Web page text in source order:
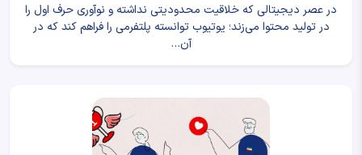
در عصر دیجیتالی که خلاقیت محدودیتی نداشته و نوآوری حرف اول را
در تولید محتوا می‌زند؛ یوتیوب توانسته پلتفرمی را فراهم کند که در
آن…